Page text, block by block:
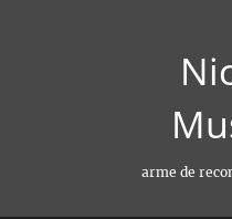
arme de